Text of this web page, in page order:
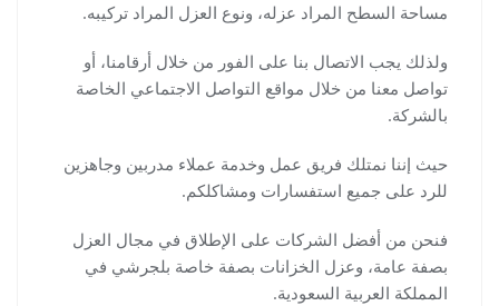
مساحة السطح المراد عزله، ونوع العزل المراد تركيبه.
ولذلك يجب الاتصال بنا على الفور من خلال أرقامنا، أو
تواصل معنا من خلال مواقع التواصل الاجتماعي الخاصة
بالشركة.
حيث إننا نمتلك فريق عمل وخدمة عملاء مدربين وجاهزين
للرد على جميع استفسارات ومشاكلكم.
فنحن من أفضل الشركات على الإطلاق في مجال العزل
بصفة عامة، وعزل الخزانات بصفة خاصة بلجرشي في
المملكة العربية السعودية.